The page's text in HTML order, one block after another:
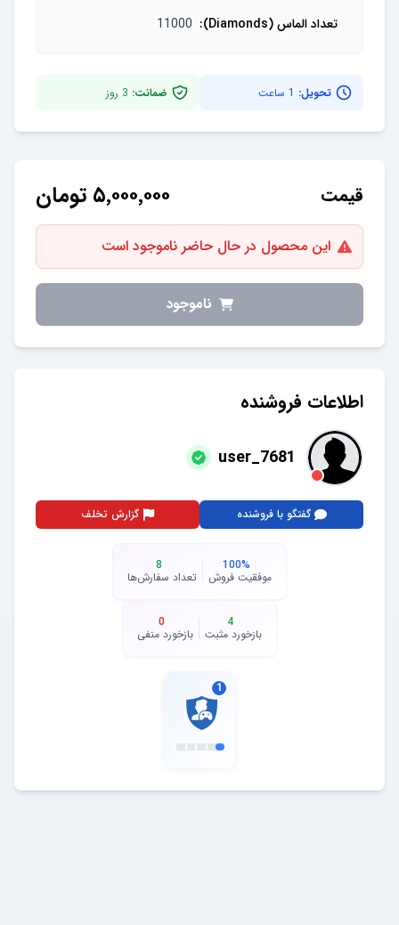
تعداد الماس (Diamonds)
:
11000
تحویل: 1 ساعت ضمانت: 3 روز
قیمت ۵٬۰۰۰٬۰۰۰ تومان
این محصول در حال حاضر ناموجود است
ناموجود
اطلاعات فروشنده
user_7681
گفتگو با فروشنده گزارش تخلف
100%
موفقیت فروش
8
تعداد سفارش‌ها
4
بازخورد مثبت
0
بازخورد منفی
1